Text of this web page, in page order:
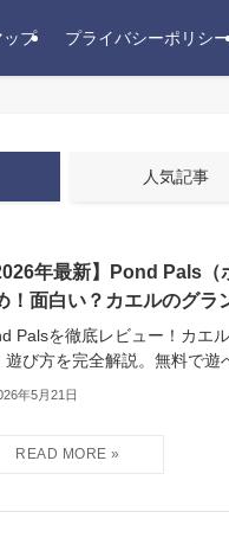
ップ プライバシーポリシー
人気記事
年最新】Pond Pals
！面白い？カエルのグラ
Palsを徹底レビュー！カエ
遊び方を完全解説。無料で遊
年5月21日